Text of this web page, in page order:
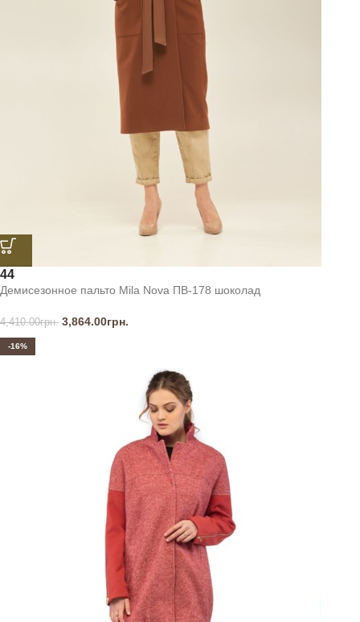
44
Демисезонное пальто Mila Nova ПВ-178 шоколад
4,410.00грн. 3,864.00грн.
-16%